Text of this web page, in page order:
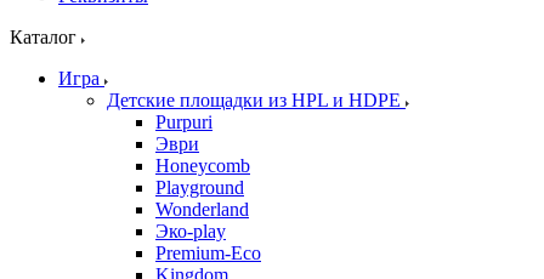
Каталог
Игра
Детские площадки из HPL и HDPE
Purpuri
Эври
Honeycomb
Playground
Wonderland
Эко-play
Premium-Eco
Kingdom